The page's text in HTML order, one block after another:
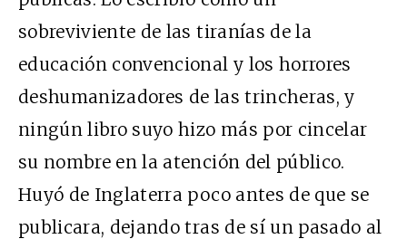
sobreviviente de las tiranías de la
educación convencional y los horrores
deshumanizadores de las trincheras, y
ningún libro suyo hizo más por cincelar
su nombre en la atención del público.
Huyó de Inglaterra poco antes de que se
publicara, dejando tras de sí un pasado al